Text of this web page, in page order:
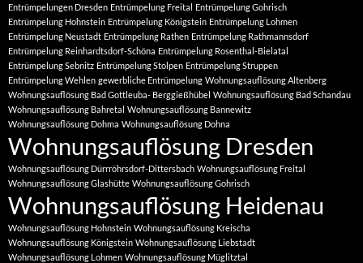
Entrümpelungen Dresden Entrümpelung Freital Entrümpelung Gohrisch
Entrümpelung Hohnstein Entrümpelung Königstein Entrümpelung Lohmen
Entrümpelung Neustadt Entrümpelung Rathen Entrümpelung Rathmannsdorf
Entrümpelung Reinhardtsdorf-Schöna Entrümpelung Rosenthal-Bielatal
Entrümpelung Sebnitz Entrümpelung Stolpen Entrümpelung Struppen
Entrümpelung Wehlen gewerbliche Entrümpelung Wohnungsauflösung Altenberg
Wohnungsauflösung Bad Gottleuba- Berggießhübel Wohnungsauflösung Bad Schandau
Wohnungsauflösung Bahretal Wohnungsauflösung Bannewitz
Wohnungsauflösung Dohma Wohnungsauflösung Dohna
Wohnungsauflösung Dresden
Wohnungsauflösung Dürrröhrsdorf-Dittersbach Wohnungsauflösung Freital
Wohnungsauflösung Glashütte Wohnungsauflösung Gohrisch
Wohnungsauflösung Heidenau
Wohnungsauflösung Hohnstein Wohnungsauflösung Kreischa
Wohnungsauflösung Königstein Wohnungsauflösung Liebstadt
Wohnungsauflösung Lohmen Wohnungsauflösung Müglitztal